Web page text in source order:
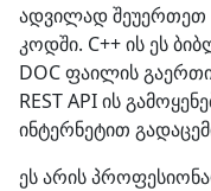
ადვილად შეუერთეთ
კოდში. C++ ის ეს
DOC ფაილის
REST API ის
ინტერნეტით
ეს არის